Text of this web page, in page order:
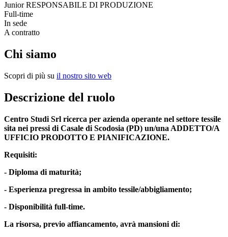
Junior RESPONSABILE DI PRODUZIONE
Full-time
In sede
A contratto
Chi siamo
Scopri di più su il nostro sito web
Descrizione del ruolo
Centro Studi Srl ricerca per azienda operante nel settore tessile
sita nei pressi di Casale di Scodosia (PD) un/una ADDETTO/A
UFFICIO PRODOTTO E PIANIFICAZIONE.
Requisiti:
- Diploma di maturità;
- Esperienza pregressa in ambito tessile/abbigliamento;
- Disponibilità full-time.
La risorsa, previo affiancamento, avrà mansioni di: